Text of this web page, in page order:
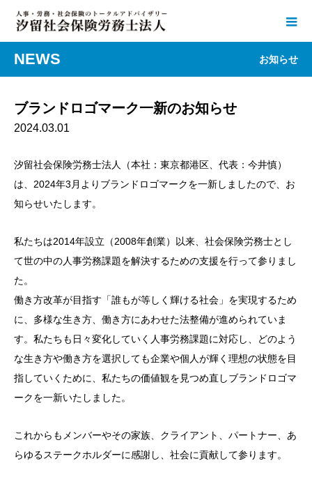
NEWS お知らせ
ブランドロゴマーク一新のお知らせ
2024.03.01
汐留社会保険労務士法人（本社：東京都港区、代表：今井慎）
は、2024年3月よりブランドロゴマークを一新しましたので、お
知らせいたします。
私たちは2014年設立（2008年創業）以来、社会保険労務士とし
て世の中の人事労務課題を解決するための支援を行って参りまし
た。
働き方改革が目指す「誰もが等しく輝ける社会」を実現するため
に、多様な生き方、働き方にあわせた法整備が進められていま
す。私たちも日々変化していく人事労務課題に対応し、どのよう
な生き方や働き方を選択しても企業や個人が輝く理想の状態を目
指していくために、私たちの価値観を見つめ直しブランドロゴマ
ークを一新いたしました。
これからもメンバーやその家族、クライアント、パートナー、あ
らゆるステークホルダーに感謝し、社会に貢献して参ります。